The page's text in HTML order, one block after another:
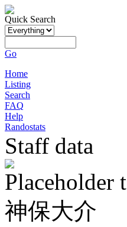
Quick Search
Go
Home
Listing
Search
FAQ
Help
Randostats
Staff data
Placeholder
神保大介